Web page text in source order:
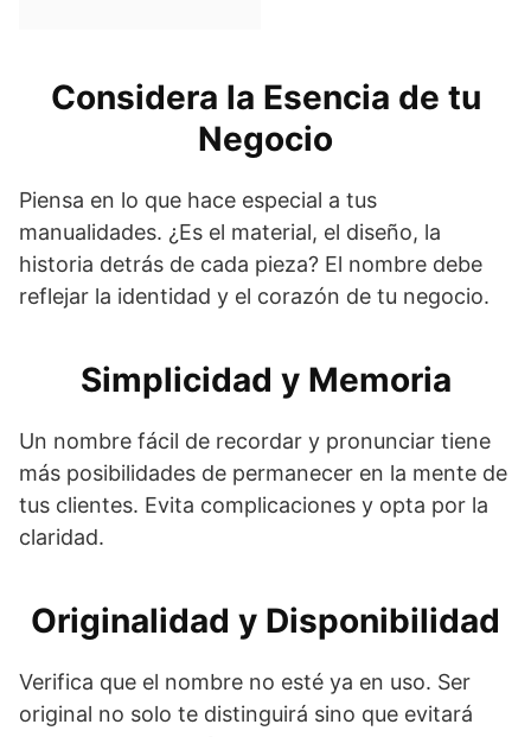
Considera la Esencia de tu
Negocio
Piensa en lo que hace especial a tus
manualidades. ¿Es el material, el diseño, la
historia detrás de cada pieza? El nombre debe
reflejar la identidad y el corazón de tu negocio.
Simplicidad y Memoria
Un nombre fácil de recordar y pronunciar tiene
más posibilidades de permanecer en la mente de
tus clientes. Evita complicaciones y opta por la
claridad.
Originalidad y Disponibilidad
Verifica que el nombre no esté ya en uso. Ser
original no solo te distinguirá sino que evitará